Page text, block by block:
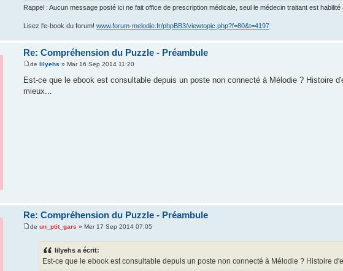
Rappel : Aucun message posté ici ne fait office de prescription médicale, seul le médecin traitant est
Lisez l'e-book du forum!www.forum-melodie.fr/phpBB3/viewtopic.php?f=80&t=4197
Re: Compréhension du Puzzle - Préambule
delilyehs » Mar 16 Sep 2014 11:20
Est-ce que le ebook est consultable depuis un poste non connecté à Mélodie ? Histoire
mieux...
Re: Compréhension du Puzzle - Préambule
deun_ptit_gars » Mer 17 Sep 2014 07:05
lilyehs a écrit:
Est-ce que le ebook est consultable depuis un poste non connecté à Mélodie ? Histoire